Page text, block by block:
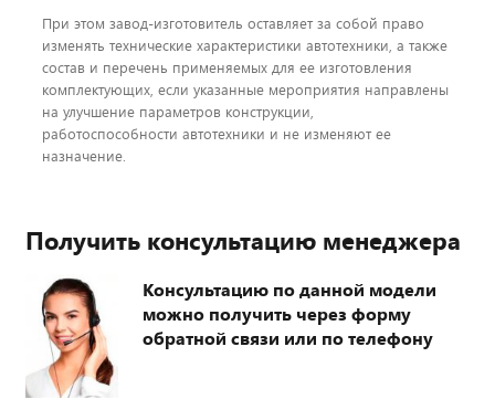
При этом завод-изготовитель оставляет за собой право
изменять технические характеристики автотехники, а также
состав и перечень применяемых для ее изготовления
комплектующих, если указанные мероприятия направлены
на улучшение параметров конструкции,
работоспособности автотехники и не изменяют ее
назначение.
Получить консультацию менеджера
Консультацию по данной модели
можно получить через форму
обратной связи или по телефону